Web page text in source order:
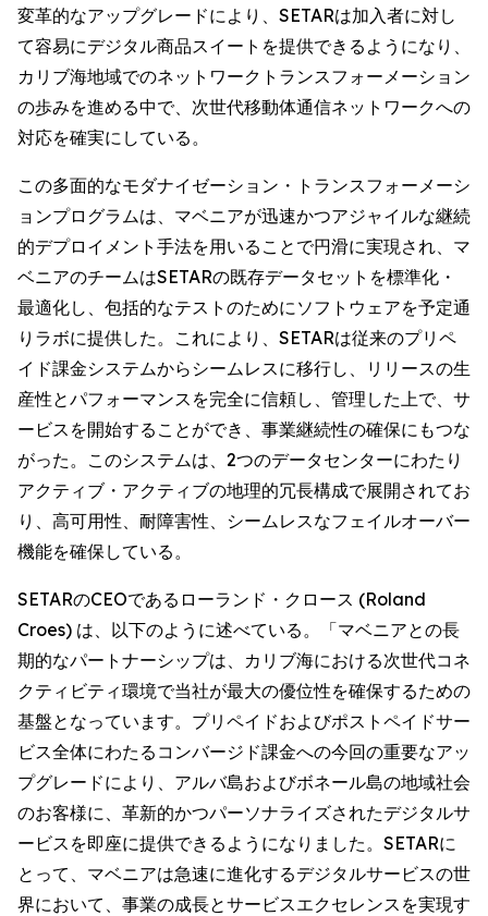
変革的なアップグレードにより、SETARは加入者に対し
て容易にデジタル商品スイートを提供できるようになり、
カリブ海地域でのネットワークトランスフォーメーション
の歩みを進める中で、次世代移動体通信ネットワークへの
対応を確実にしている。
この多面的なモダナイゼーション・トランスフォーメーシ
ョンプログラムは、マベニアが迅速かつアジャイルな継続
的デプロイメント手法を用いることで円滑に実現され、マ
ベニアのチームはSETARの既存データセットを標準化・
最適化し、包括的なテストのためにソフトウェアを予定通
りラボに提供した。これにより、SETARは従来のプリペ
イド課金システムからシームレスに移行し、リリースの生
産性とパフォーマンスを完全に信頼し、管理した上で、サ
ービスを開始することができ、事業継続性の確保にもつな
がった。このシステムは、2つのデータセンターにわたり
アクティブ・アクティブの地理的冗長構成で展開されてお
り、高可用性、耐障害性、シームレスなフェイルオーバー
機能を確保している。
SETARのCEOであるローランド・クロース (Roland
Croes) は、以下のように述べている。「マベニアとの長
期的なパートナーシップは、カリブ海における次世代コネ
クティビティ環境で当社が最大の優位性を確保するための
基盤となっています。プリペイドおよびポストペイドサー
ビス全体にわたるコンバージド課金への今回の重要なアッ
プグレードにより、アルバ島およびボネール島の地域社会
のお客様に、革新的かつパーソナライズされたデジタルサ
ービスを即座に提供できるようになりました。SETARに
とって、マベニアは急速に進化するデジタルサービスの世
界において、事業の成長とサービスエクセレンスを実現す